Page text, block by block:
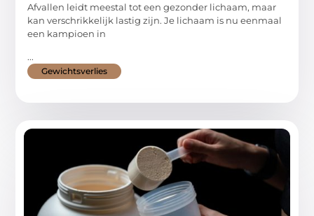
Afvallen leidt meestal tot een gezonder lichaam, maar
kan verschrikkelijk lastig zijn. Je lichaam is nu eenmaal
een kampioen in
...
Gewichtsverlies